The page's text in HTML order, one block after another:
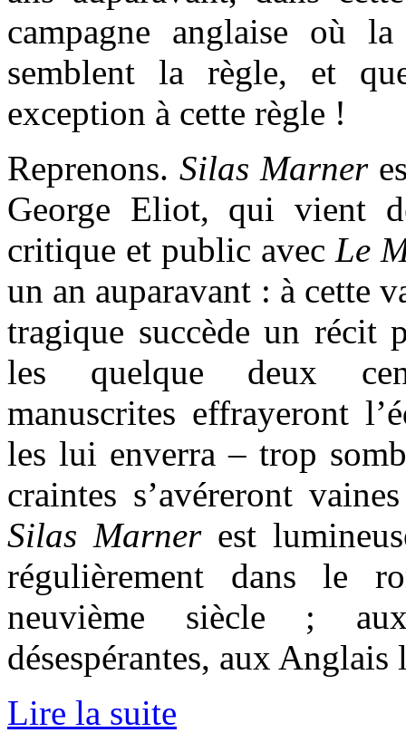
campagne anglaise où
semblent la règle, et
exception à cette règle !
Reprenons. Silas Marner
George Eliot, qui vient
critique et public avec Le
un an auparavant : à cette
tragique succède un récit
les quelque deux
manuscrites effrayeront
les lui enverra – trop
craintes s’avéreront
Silas Marnerest
régulièrement dans le
neuvième siècle ;
désespérantes, aux
Lire la suite